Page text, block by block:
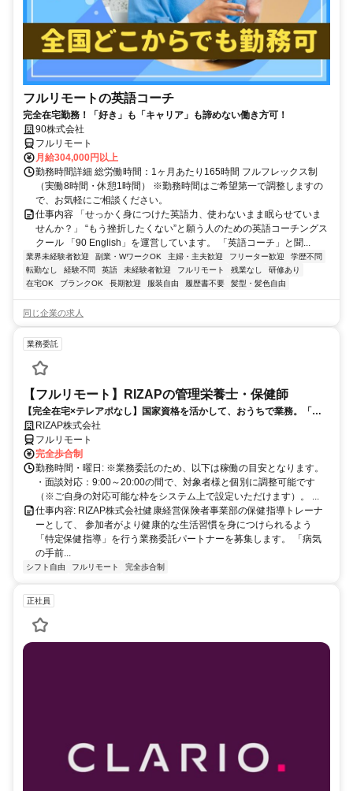
フルリモートの英語コーチ
完全在宅勤務！「好き」も「キャリア」も諦めない働き方可！
90株式会社
フルリモート
月給304,000円以上
勤務時間詳細 総労働時間：1ヶ月あたり165時間 フルフレックス制
（実働8時間・休憩1時間） ※勤務時間はご希望第一で調整しますの
で、お気軽にご相談ください。
仕事内容 「せっかく身につけた英語力、使わないまま眠らせていま
せんか？」 “もう挫折したくない”と願う人のための英語コーチングス
クール 「90 English」を運営しています。 「英語コーチ」と聞...
業界未経験者歓迎 副業・WワークOK 主婦・主夫歓迎 フリーター歓迎
学歴不問
転勤なし
経験不問 英語 未経験者歓迎 フルリモート 残業なし
研修あり
在宅OK
ブランクOK 長期歓迎 服装自由 履歴書不要 髪型・髪色自由
同じ企業の求人
業務委託
【フルリモート】RIZAPの管理栄養士・保健師
【完全在宅×テレアポなし】国家資格を活かして、おうちで業務。「も
う一つの安心」を。主婦・Wワーカー活躍中！「平日の日中だけ」「夕
方以降の数時間だけ」など、生活リズムに合わせた時間調整が可能で
す。1件ごとの成果報酬型だから、頑張った分だけ手応えのある収入
に。充実のサポート体制で、安心の在宅ワークを始めませんか？
RIZAP株式会社
フルリモート
完全歩合制
勤務時間・曜日: ※業務委託のため、以下は稼働の目安となります。
・面談対応：9:00～20:00の間で、対象者様と個別に調整可能です
（※ご自身の対応可能な枠をシステム上で設定いただけます）。 ...
仕事内容: RIZAP株式会社健康経営保険者事業部の保健指導トレーナ
ーとして、 参加者がより健康的な生活習慣を身につけられるよう
「特定保健指導」を行う業務委託パートナーを募集します。 「病気
の手前...
シフト自由 フルリモート 完全歩合制
正社員